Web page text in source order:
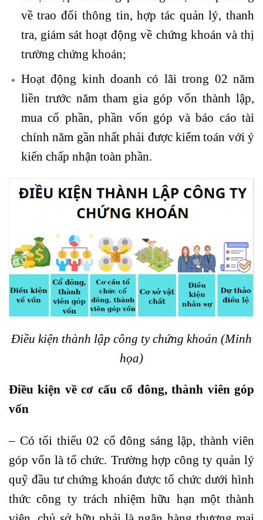
về trao đổi thông tin, hợp tác quản lý, thanh
tra, giám sát hoạt động về chứng khoán và thị
trường chứng khoán;
Hoạt động kinh doanh có lãi trong 02 năm
liền trước năm tham gia góp vốn thành lập,
mua cổ phần, phần vốn góp và báo cáo tài
chính năm gần nhất phải được kiểm toán với ý
kiến chấp nhận toàn phần.
Điều kiện thành lập công ty chứng khoán (Minh
họa)
Điều kiện về cơ cấu cổ đông, thành viên góp
vốn
– Có tối thiểu 02 cổ đông sáng lập, thành viên
góp vốn là tổ chức. Trường hợp công ty quản lý
quỹ đầu tư chứng khoán được tổ chức dưới hình
thức công ty trách nhiệm hữu hạn một thành